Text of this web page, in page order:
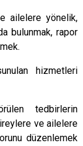
ailelere yönelik,
bulunmak, rapor
hizmetleri
tedbirlerin
ve ailelere
düzenlemek